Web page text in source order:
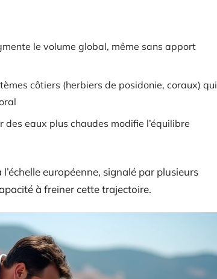
le volume global, même sans apport
côtiers (herbiers de posidonie, coraux) qui
des eaux plus chaudes modifie l’équilibre
européenne, signalé par plusieurs
à freiner cette trajectoire.